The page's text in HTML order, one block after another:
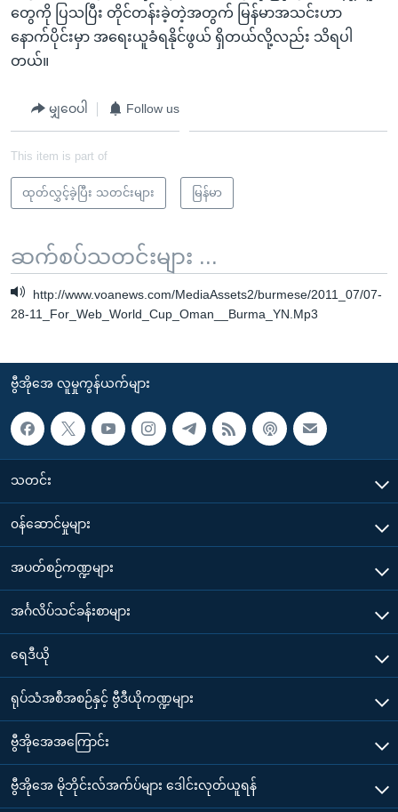
တွေကို ပြသပြီး တိုင်တန်းခဲ့တဲ့အတွက် မြန်မာအသင်းဟာ
နောက်ပိုင်းမှာ အရေးယူခံရနိုင်ဖွယ် ရှိတယ်လို့လည်း သိရပါ
တယ်။
မျှဝေပါ Follow us
This item is part of
ထုတ်လွှင့်ခဲ့ပြီး သတင်းများ မြန်မာ
ဆက်စပ်သတင်းများ ...
http://www.voanews.com/MediaAssets2/burmese/2011_07/07-
28-11_For_Web_World_Cup_Oman__Burma_YN.Mp3
ဗွီအိုအေ လူမှုကွန်ယက်များ
သတင်း
၀န်ဆောင်မှုများ
အပတ်စဉ်ကဏ္ဍများ
အင်္ဂလိပ်သင်ခန်းစာများ
ရေဒီယို
ရုပ်သံအစီအစဉ်နှင့် ဗွီဒီယိုကဏ္ဍများ
ဗွီအိုအေအကြောင်း
ဗွီအိုအေ မိုဘိုင်းလ်အက်ပ်များ ဒေါင်းလုတ်ယူရန်